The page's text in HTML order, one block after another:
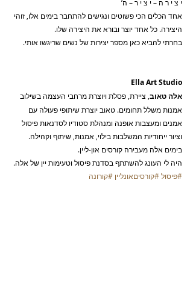
י צ י ר ה – י צ י ר – ה’
אחד הכלים הכי פשוטים ונגישים להתחבר בימים אלו, זוהי
היצירה. כל אחד יוצר ובורא את היצירה שלו.
בחרתי להביא כאן מספר יצירות של נשים שריגשו אותי.
Ella Art Studio
אלה טאוב , ציירת, פסלת ויוצרת מרחבי העצמה בשילוב
אמנות משלל תחומים. טאוב יוצרת שיתופי פעולה עם
אמנים ומעצבות אופנה ומנהלת סטודיו לסדנאות פיסול
וציור ייחודיות המשלבות בילוי, אמנות, שיתוף וקהילה.
בימים אלה מעבירה קורסים און-ליין.
היה לי העונג להשתתף בסדנת פיסול וטעימות יין של אלה.
#פיסול#קורסיםאונליין #קורונה